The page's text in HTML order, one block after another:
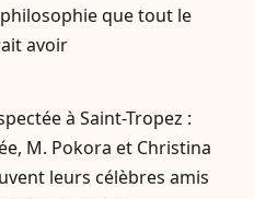
que tout le
avoir
à Saint-Tropez :
M. Pokora et Christina
leurs célèbres amis